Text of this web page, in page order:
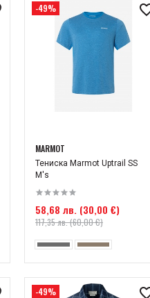
-49%
MARMOT
Тениска Marmot Uptrail SS
M's
58,68 лв. (30,00 €)
117,35 лв. (60,00 €)
-49%